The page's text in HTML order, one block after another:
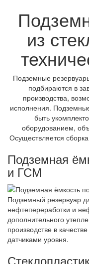
из
Подземные
подбираются в
производства,
исполнения.
быть
оборудованием,
Осуществляется
Подземная
и ГСМ
Подземный резервуар
нефтепереработки и
дополнительного
производстве в
датчиками уровня.